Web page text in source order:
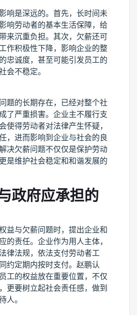
响是深远的。首先，长时间未
响劳动者的基本生活保障，给
来沉重负担。其次，欠薪还可
作积极性下降，影响企业的整
忠诚度，甚至可能引发员工的
会不稳定。
题的长期存在，已经对整个社
了严重损害。企业主不履行支
使得劳动者对法律产生怀疑，
，进而影响到企业与社会的良
决欠薪问题不仅仅是保护劳动
是维护社会稳定和和谐发展的
政府应承担的
益与欠薪问题时，提出企业和
的责任。企业作为用人主体，
律法规，依法支付劳动者工
约定期内按时支付。赵鹏认
工的权益放在重要位置，不仅
更要树立起社会责任感，做到
人。